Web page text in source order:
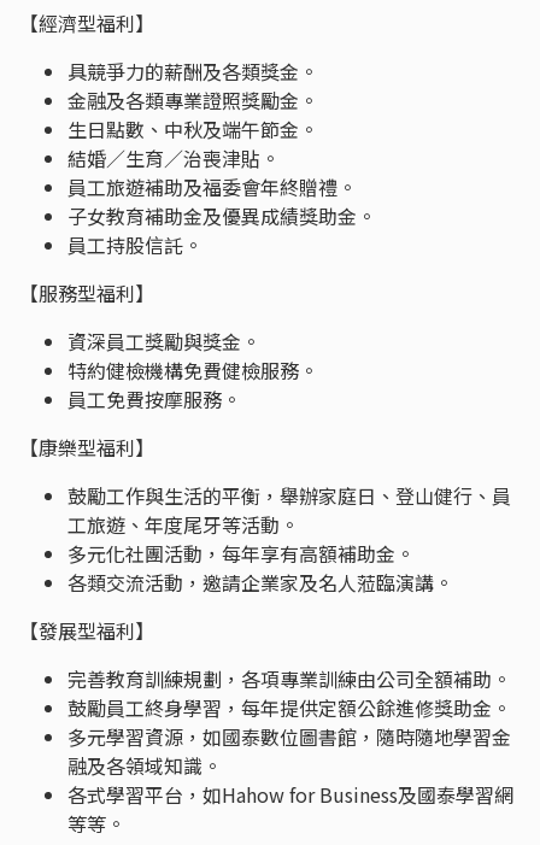
【經濟型福利】
具競爭力的薪酬及各類獎金。
金融及各類專業證照獎勵金。
生日點數、中秋及端午節金。
結婚／生育／治喪津貼。
員工旅遊補助及福委會年終贈禮。
子女教育補助金及優異成績獎助金。
員工持股信託。
【服務型福利】
資深員工獎勵與獎金。
特約健檢機構免費健檢服務。
員工免費按摩服務。
【康樂型福利】
鼓勵工作與生活的平衡，舉辦家庭日、登山健行、員
工旅遊、年度尾牙等活動。
多元化社團活動，每年享有高額補助金。
各類交流活動，邀請企業家及名人蒞臨演講。
【發展型福利】
完善教育訓練規劃，各項專業訓練由公司全額補助。
鼓勵員工終身學習，每年提供定額公餘進修獎助金。
多元學習資源，如國泰數位圖書館，隨時隨地學習金
融及各領域知識。
各式學習平台，如Hahow for Business及國泰學習網
等等。